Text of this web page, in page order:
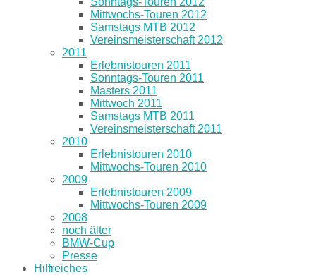
Mittwochs-Touren 2012
Samstags MTB 2012
Vereinsmeisterschaft 2012
2011
Erlebnistouren 2011
Sonntags-Touren 2011
Masters 2011
Mittwoch 2011
Samstags MTB 2011
Vereinsmeisterschaft 2011
2010
Erlebnistouren 2010
Mittwochs-Touren 2010
2009
Erlebnistouren 2009
Mittwochs-Touren 2009
2008
noch älter
BMW-Cup
Presse
Hilfreiches